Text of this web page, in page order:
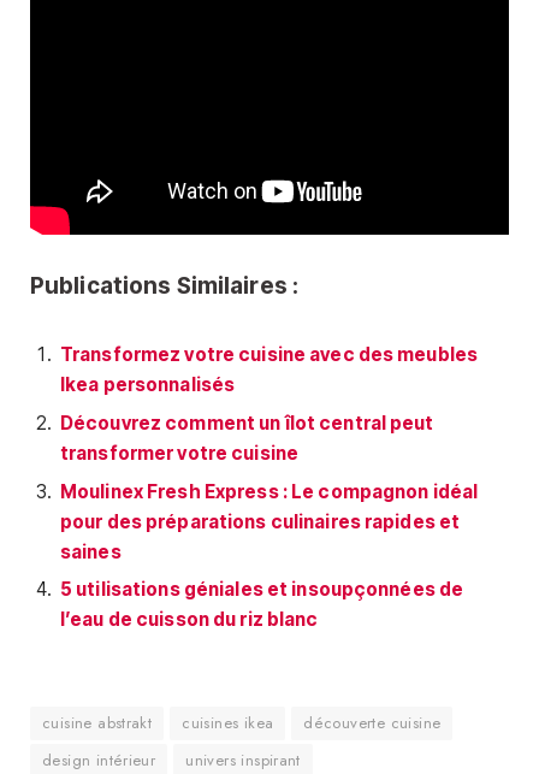
Publications Similaires :
Transformez votre cuisine avec des meubles
Ikea personnalisés
Découvrez comment un îlot central peut
transformer votre cuisine
Moulinex Fresh Express : Le compagnon idéal
pour des préparations culinaires rapides et
saines
5 utilisations géniales et insoupçonnées de
l’eau de cuisson du riz blanc
cuisine abstrakt cuisines ikea
découverte cuisine
design intérieur
univers inspirant